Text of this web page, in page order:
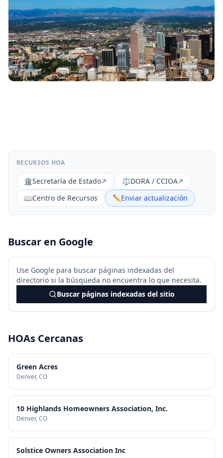
RECURSOS HOA
🏛️Secretaría de Estado ⚖️DORA / CCIOA
📖Centro de Recursos ✏️Enviar actualización
Buscar en Google
Use Google para buscar páginas indexadas del
directorio si la búsqueda no encuentra lo que necesita.
Buscar páginas indexadas del sitio
HOAs Cercanas
Green Acres
Denver, CO
10 Highlands Homeowners Association, Inc.
Denver, CO
Solstice Owners Association Inc